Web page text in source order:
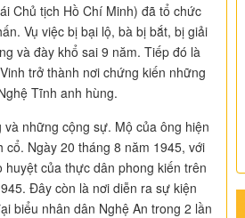
tịch Hồ Chí Minh) đã tổ chức
Vụ việc bị bại lộ, bà bị bắt, bị giải
và đày khổ sai 9 năm. Tiếp đó là
trở thành nơi chứng kiến những
Tĩnh anh hùng.
những cộng sự. Mộ của ông hiện
Ngày 20 tháng 8 năm 1945, với
của thực dân phong kiến trên
Đây còn là nơi diễn ra sự kiện
biểu nhân dân Nghệ An trong 2 lần